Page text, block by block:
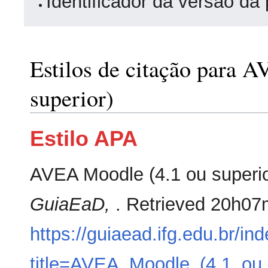
Estilos de citação para
superior)
Estilo APA
AVEA Moodle (4.1 ou
GuiaEaD, . Retrieved
https://guiaead.ifg.edu.br/